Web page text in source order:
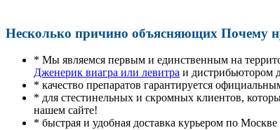
Несколько причино объясняющих Почему
* Мы являемся первым и единственным на
Дженерик виагра или левитра и дистрибьютором
* качество препаратов гарантируется
* для стестинельных и скромных клиентов,
нашем сайте!
* быстрая и удобная доставка курьером по